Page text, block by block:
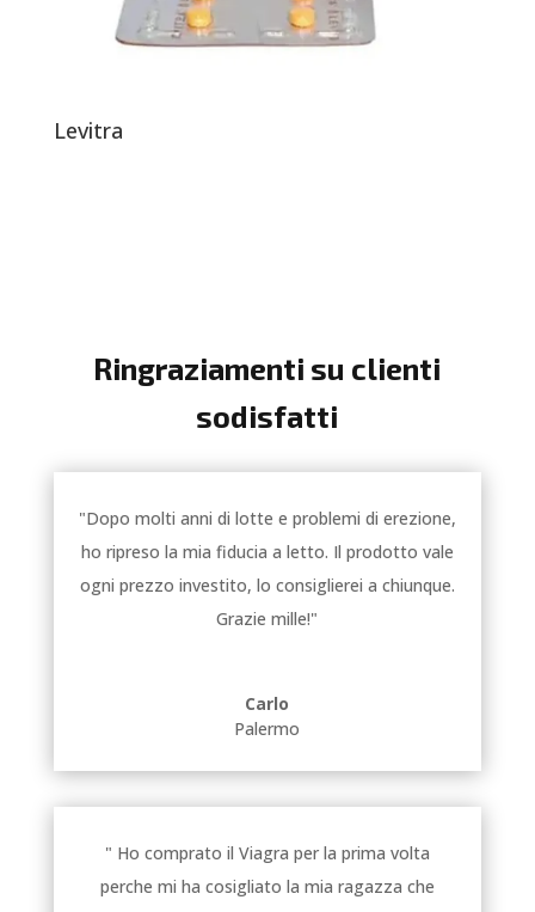
Levitra
Ringraziamenti su clienti
sodisfatti
"Dopo molti anni di lotte e problemi di erezione,
ho ripreso la mia fiducia a letto. Il prodotto vale
ogni prezzo investito, lo consiglierei a chiunque.
Grazie mille!"
Carlo
Palermo
" Ho comprato il Viagra per la prima volta
perche mi ha cosigliato la mia ragazza che